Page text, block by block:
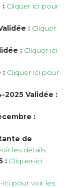
: Cliquer ici pour
: Cliquer
: Cliquer ici
: Cliquer ici pour
2025 Validée :
:
de
les détails
: Cliquer-ici
ici pour voir les